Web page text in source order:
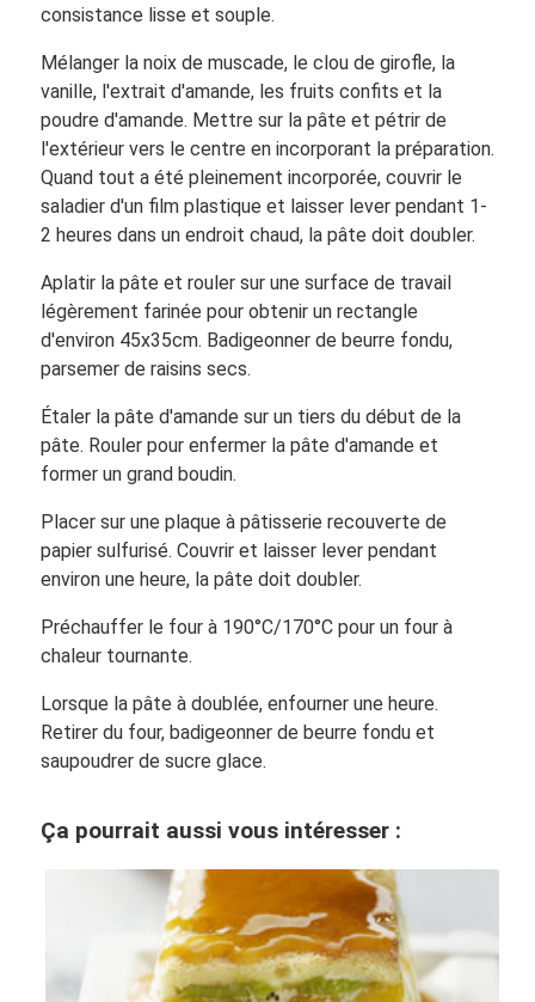
consistance lisse et souple.
Mélanger la noix de muscade, le clou de girofle, la
vanille, l'extrait d'amande, les fruits confits et la
poudre d'amande. Mettre sur la pâte et pétrir de
l'extérieur vers le centre en incorporant la préparation.
Quand tout a été pleinement incorporée, couvrir le
saladier d'un film plastique et laisser lever pendant 1-
2 heures dans un endroit chaud, la pâte doit doubler.
Aplatir la pâte et rouler sur une surface de travail
légèrement farinée pour obtenir un rectangle
d'environ 45x35cm. Badigeonner de beurre fondu,
parsemer de raisins secs.
Étaler la pâte d'amande sur un tiers du début de la
pâte. Rouler pour enfermer la pâte d'amande et
former un grand boudin.
Placer sur une plaque à pâtisserie recouverte de
papier sulfurisé. Couvrir et laisser lever pendant
environ une heure, la pâte doit doubler.
Préchauffer le four à 190°C/170°C pour un four à
chaleur tournante.
Lorsque la pâte à doublée, enfourner une heure.
Retirer du four, badigeonner de beurre fondu et
saupoudrer de sucre glace.
Ça pourrait aussi vous intéresser :